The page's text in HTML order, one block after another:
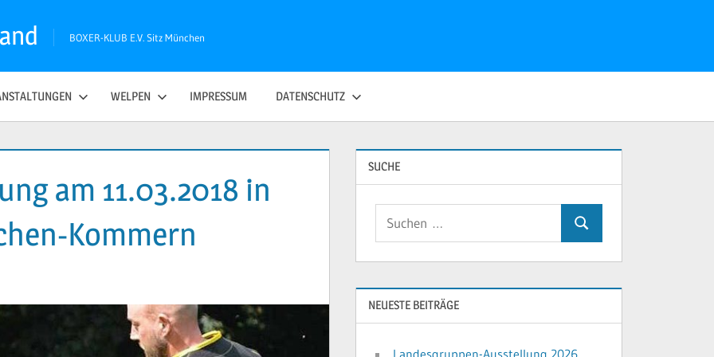
BOXER-KLUB E.V. Sitz München
WELPEN IMPRESSUM DATENSCHUTZ
am 11.03.2018 in
Kommern
SUCHE
Suchen
NEUESTE BEITRÄGE
Landesgruppen-Ausstellung 2026